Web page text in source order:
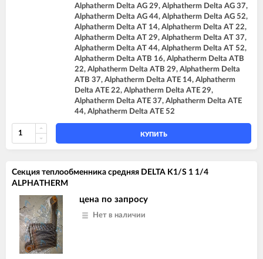
Alphatherm Delta AG 29, Alphatherm Delta AG 37,
Alphatherm Delta AG 44, Alphatherm Delta AG 52,
Alphatherm Delta AT 14, Alphatherm Delta AT 22,
Alphatherm Delta AT 29, Alphatherm Delta AT 37,
Alphatherm Delta AT 44, Alphatherm Delta AT 52,
Alphatherm Delta ATB 16, Alphatherm Delta ATB
22, Alphatherm Delta ATB 29, Alphatherm Delta
ATB 37, Alphatherm Delta ATE 14, Alphatherm
Delta ATE 22, Alphatherm Delta ATE 29,
Alphatherm Delta ATE 37, Alphatherm Delta ATE
44, Alphatherm Delta ATE 52
КУПИТЬ
Секция теплообменника средняя DELTA K1/S 1 1/4
ALPHATHERM
цена по запросу
Нет в наличии